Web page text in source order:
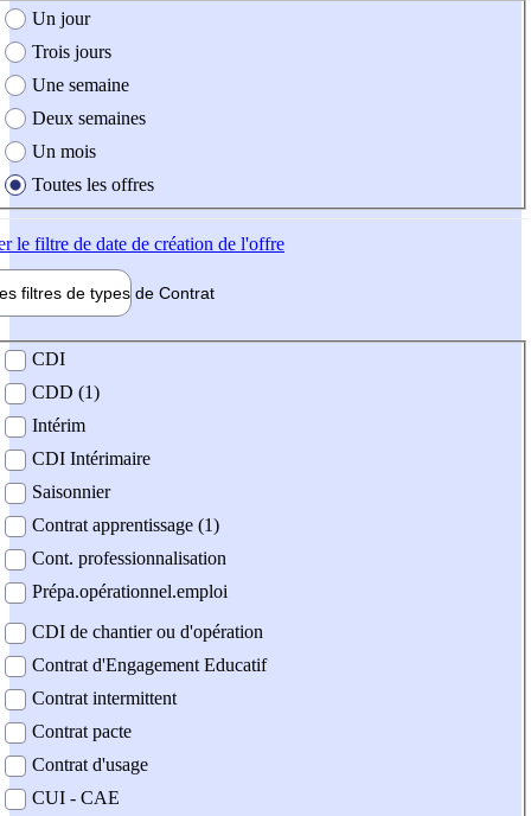
création de l'offre
Un jour
Trois jours
Une semaine
Deux semaines
Un mois
Toutes les offres
le filtre de date de création de l'offre
filtres de types de Contrat
contrat
CDI
CDD (1)
Intérim
CDI Intérimaire
Saisonnier
Contrat apprentissage (1)
Cont. professionnalisation
Prépa.opérationnel.emploi
CDI de chantier ou d'opération
Contrat d'Engagement Educatif
Contrat intermittent
Contrat pacte
Contrat d'usage
CUI - CAE